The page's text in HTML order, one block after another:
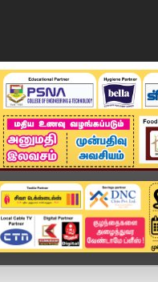
தமிழ்நாடு சினிமா